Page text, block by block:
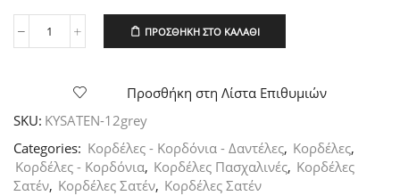
Κορδέλα
Όψης
12mm
ποσότητα
ΠΡΟΣΘΉΚΗ ΣΤΟ ΚΑΛΆΘΙ
Προσθήκη στη Λίστα Επιθυμιών
SKU: KYSATEN-12grey
Categories: Κορδέλες - Κορδόνια - Δαντέλες, Κορδέλες,
Κορδέλες - Κορδόνια, Κορδέλες Πασχαλινές, Κορδέλες
Σατέν, Κορδέλες Σατέν, Κορδέλες Σατέν